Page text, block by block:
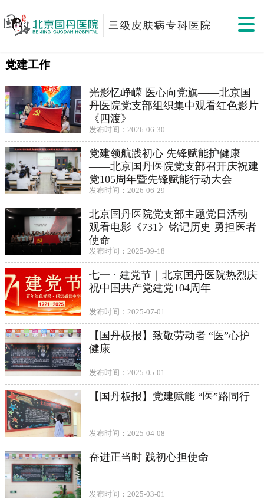
党建工作
光影忆峥嵘 医心向党旗——北京国
丹医院党支部组织集中观看红色影片
《四渡》
发布时间：2026-06-30
党建领航践初心 先锋赋能护健康
——北京国丹医院党支部召开庆祝建
党105周年暨先锋赋能行动大会
发布时间：2026-06-29
北京国丹医院党支部主题党日活动
观看电影《731》铭记历史 勇担医者
使命
发布时间：2025-09-18
七一 · 建党节｜北京国丹医院热烈庆
祝中国共产党建党104周年
发布时间：2025-07-01
【国丹板报】致敬劳动者 “医”心护
健康
发布时间：2025-05-01
【国丹板报】党建赋能 “医”路同行
发布时间：2025-04-08
奋进正当时 践初心担使命
发布时间：2025-03-01